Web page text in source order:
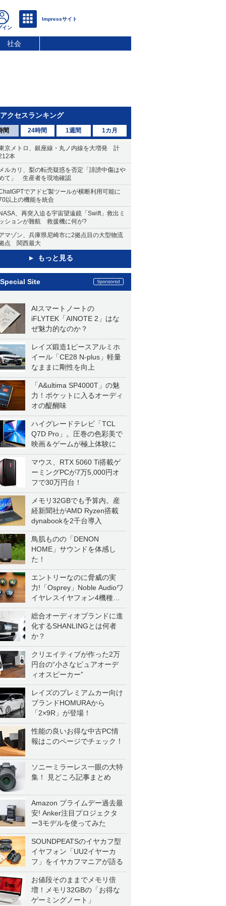
社会
アクセスランキング
間 24時間 1週間 1カ月
京メトロ、銀座線・丸ノ内線を大増発 計
本
ルカリ、梨の転売疑惑を否定「誹謗中傷はや
て」 生産者を現地確認
でアドビ製ツールが横断利用可能に
以上の機能を統合
、再突入迫る宇宙望遠鏡「Swift」救出ミ
ションが難航 救援機に何が?
マゾン、兵庫県尼崎市に2拠点目の大型物流
点 関西最大
もっと見る
Special Site
AIスマートノートの
iFLYTEK「AINOTE 2」はな
ぜ魅力的なのか？
レイズ鍛造1ピースアルミホ
イール「CE28 N-plus」軽量
なままに剛性を向上
「A&ultima SP4000T」の魅
力！ポケットに入るオーディ
オの醍醐味
ハイグレードテレビ「TCL
Q7D Pro」。圧巻の色彩美で
映画＆ゲームが極上体験に
マウス、RTX 5060 Ti搭載ゲ
ーミングPCが7万5,000円オ
フで30万円台！
メモリ32GBでも予算内。産
経新聞社がAMD Ryzen搭載
dynabookを2千台導入
鳥肌ものの「DENON
HOME」サウンドを体感し
た！
エントリーなのに脅威の実
力!「Osprey」Noble Audioワ
イヤレスイヤフォン4機種を
一気に聴く
総合オーディオブランドに進
化するSHANLINGとは何者
か？
クリエイティブが作った2万
円台の“小さなピュアオーデ
ィオスピーカー”
レイズのプレミアムカー向け
ブランドHOMURAから
「2×9R」が登場！
性能の良いお得な中古PC情
報はこのページでチェック！
ソニーミラーレス一眼の大特
集！ 見どころ記事まとめ
Amazon プライムデー過去最
安! Anker注目プロジェクタ
ー3モデルを使ってみた
SOUNDPEATSのイヤカフ型
イヤフォン「UU2イヤーカ
フ」をイヤカフマニアが語る
お値段そのままでメモリ倍
増！メモリ32GBの「お得な
ゲーミングノート」